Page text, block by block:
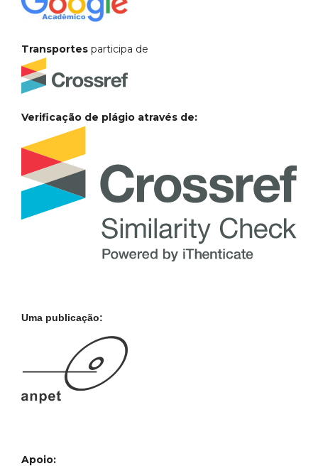
Transportes participa de
Verificação de plágio através de:
Uma publicação:
Apoio: